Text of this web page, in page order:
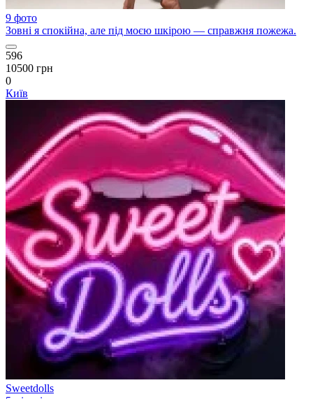
9 фото
Зовні я спокійна, але під моєю шкірою — справжня пожежа.
596
10500 грн
0
Київ
Sweetdolls